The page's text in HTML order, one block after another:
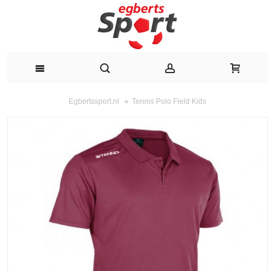
Egbertssport.nl Tennis Polo Field Kids